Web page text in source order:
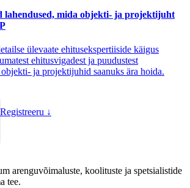
lahendused, mida objekti- ja projektijuht
ülevaate ehitusekspertiiside käigus
ehitusvigadest ja puudustest
ja projektijuhid saanuks ära hoida.
Registreeru ↓
arenguvõimaluste, koolituste ja spetsialistide
tee.